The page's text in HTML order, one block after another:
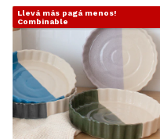
Llevá más pagá menos!
Combinable